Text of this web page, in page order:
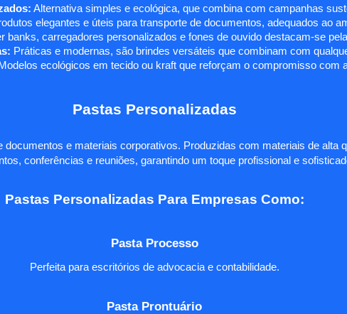
Alternativa simples e ecológica, que combina com campanhas
elegantes e úteis para transporte de documentos, adequados ao
banks, carregadores personalizados e fones de ouvido destacam-se
Práticas e modernas, são brindes versáteis que combinam com
ecológicos em tecido ou kraft que reforçam o compromisso com
Pastas Personalizadas
e materiais corporativos. Produzidas com materiais de alta
conferências e reuniões, garantindo um toque profissional e
Pastas Personalizadas Para Empresas Como:
Pasta Processo
Perfeita para escritórios de advocacia e contabilidade.
Pasta Prontuário